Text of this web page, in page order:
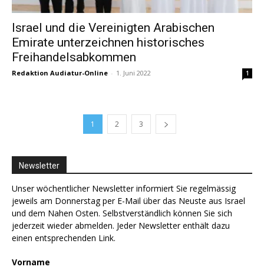
Israel und die Vereinigten Arabischen
Emirate unterzeichnen historisches
Freihandelsabkommen
Redaktion Audiatur-Online - 1. Juni 2022 1
1 2 3
Newsletter
Unser wöchentlicher Newsletter informiert Sie regelmässig
jeweils am Donnerstag per E-Mail über das Neuste aus Israel
und dem Nahen Osten. Selbstverständlich können Sie sich
jederzeit wieder abmelden. Jeder Newsletter enthält dazu
einen entsprechenden Link.
Vorname